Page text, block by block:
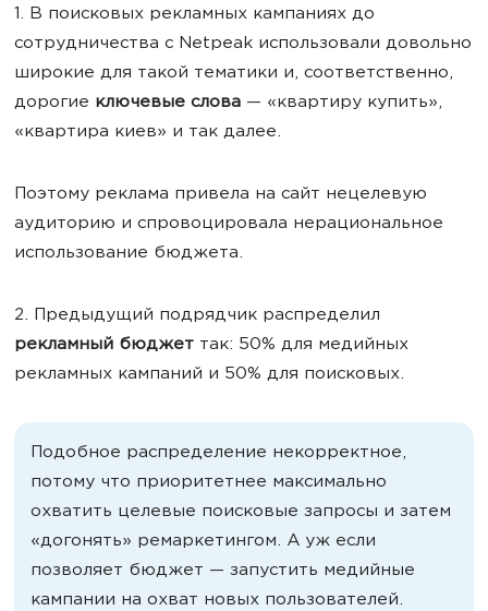
1. В поисковых рекламных кампаниях до
сотрудничества с Netpeak использовали довольно
широкие для такой тематики и, соответственно,
дорогие ключевые слова — «квартиру купить»,
«квартира киев» и так далее.
Поэтому реклама привела на сайт нецелевую
аудиторию и спровоцировала нерациональное
использование бюджета.
2. Предыдущий подрядчик распределил
рекламный бюджет так: 50% для медийных
рекламных кампаний и 50% для поисковых.
Подобное распределение некорректное,
потому что приоритетнее максимально
охватить целевые поисковые запросы и затем
«догонять» ремаркетингом. А уж если
позволяет бюджет — запустить медийные
кампании на охват новых пользователей.